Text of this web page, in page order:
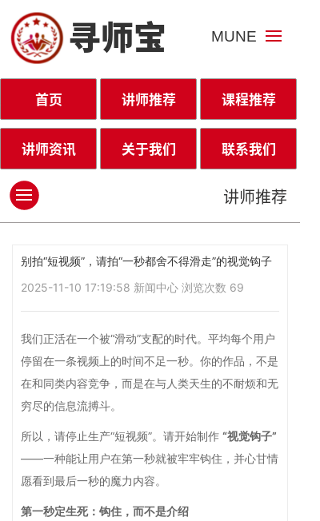
寻师宝 MUNE
首页 讲师推荐 课程推荐
讲师资讯 关于我们 联系我们
讲师推荐
别拍“短视频”，请拍“一秒都舍不得滑走”的视觉钩子
2025-11-10 17:19:58 新闻中心 浏览次数 69
我们正活在一个被“滑动”支配的时代。平均每个用户
停留在一条视频上的时间不足一秒。你的作品，不是
在和同类内容竞争，而是在与人类天生的不耐烦和无
穷尽的信息流搏斗。
所以，请停止生产“短视频”。请开始制作 “视觉钩子”
——一种能让用户在第一秒就被牢牢钩住，并心甘情
愿看到最后一秒的魔力内容。
第一秒定生死：钩住，而不是介绍